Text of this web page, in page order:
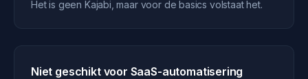
Het is geen Kajabi, maar voor de basics volstaat het.
Niet geschikt voor SaaS-automatisering